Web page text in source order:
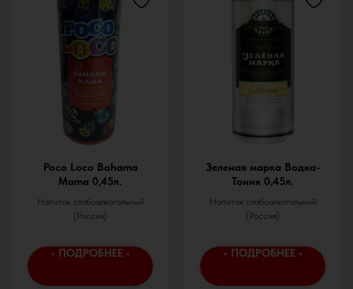
Poco Loco Bahama
Mama 0,45л.
Напиток слабоалкогольный
(Россия)
• ПОДРОБНЕЕ •
Зеленая марка Водка-
Тоник 0,45л.
Напиток слабоалкогольный
(Россия)
• ПОДРОБНЕЕ •